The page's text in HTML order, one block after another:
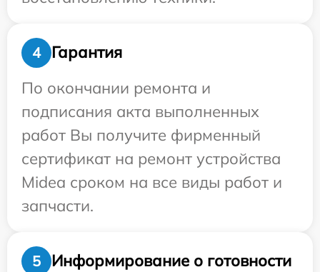
4
Гарантия
По окончании ремонта и
подписания акта выполненных
работ Вы получите фирменный
сертификат на ремонт устройства
Midea сроком на все виды работ и
запчасти.
5
Информирование о готовности